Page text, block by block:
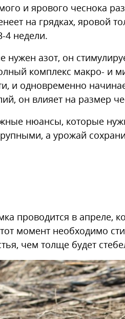
и ярового чеснока
на грядках, яровой
4 недели.
нужен азот, он
комплекс макро- и
и одновременно
он влияет на размер
нюансы, которые
а урожай
проводится в апреле,
момент необходимо
чем толще будет